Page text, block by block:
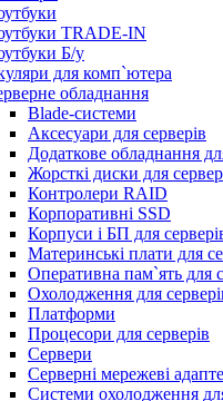
TRADE-IN
Б/у
для комп`ютера
обладнання
Blade-системи
Аксесуари для серверів
Додаткове обладнання
Жорсткі диски для
Контролери RAID
Корпоративні SSD
Корпуси і БП для
Материнські плати для
Оперативна пам`ять для
Охолодження для
Платформи
Процесори для серверів
Сервери
Серверні мережеві
Системи охолодження